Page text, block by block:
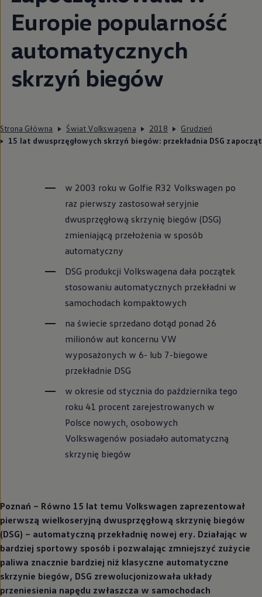
Europie popularność
automatycznych
skrzyń biegów
Strona Główna Świat Volkswagena 2018
Grudzień
15 lat dwusprzęgłowych skrzyń biegów: przekładnia DSG
w 2003 roku w Golfie R32 Volkswagen po
raz pierwszy zastosował seryjnie
dwusprzęgłową skrzynię biegów (DSG)
zmieniającą przełożenia w sposób
automatyczny
DSG produkcji Volkswagena dała początek
stosowaniu automatycznych przekładni w
samochodach kompaktowych
na świecie sprzedano dotąd ponad 26
milionów aut koncernu VW
wyposażonych w 6- lub 7-biegowe
przekładnie DSG
w okresie od stycznia do października tego
roku 41 procent zarejestrowanych w
Polsce nowych, osobowych
Volkswagenów posiadało automatyczną
skrzynię biegów
Poznań – Równo 15 lat temu Volkswagen zaprezentował
pierwszą wielkoseryjną dwusprzęgłową skrzynię biegów
(DSG) – automatyczną przekładnię nowej ery. Działając w
bardziej sportowy sposób i pozwalając zmniejszyć zużycie
paliwa znacznie bardziej niż klasyczne automatyczne
skrzynie biegów, DSG zrewolucjonizowała układy
przeniesienia napędu zwłaszcza w samochodach